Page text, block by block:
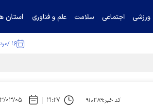
ورزشی اجتماعی سلامت علم و فناوری استان
۱۶ /مرداد /۱۴۰۵
کد خبر:۹۱۰۳۸۹ ۲۱:۲۷ ۱۴۰۳/